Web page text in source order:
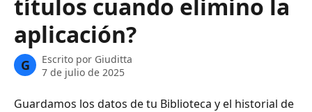
títulos cuando elimino la
aplicación?
G Escrito por Giuditta
7 de julio de 2025
Guardamos los datos de tu Biblioteca y el historial de